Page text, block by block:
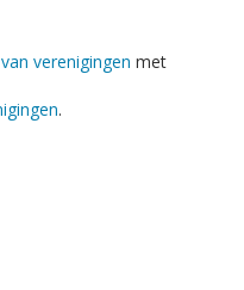
verenigingen met
.